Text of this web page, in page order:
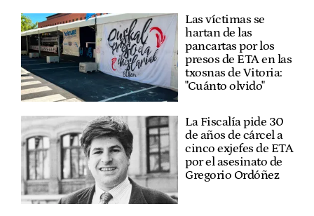
Las víctimas se
hartan de las
pancartas por los
presos de ETA en las
txosnas de Vitoria:
"Cuánto olvido"
La Fiscalía pide 30
de años de cárcel a
cinco exjefes de ETA
por el asesinato de
Gregorio Ordóñez